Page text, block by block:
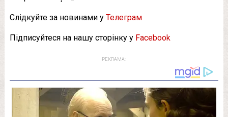
Слідкуйте за новинами у Телеграм
Підписуйтеся на нашу сторінку у Facebook
РЕКЛАМА: